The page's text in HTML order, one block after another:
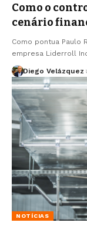
Como o
cenário
Como pontua Paulo
empresa Liderroll
Diego Velázquez
NOTÍCIAS